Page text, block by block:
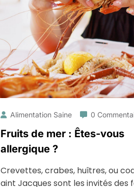
Alimentation Saine 0
Fruits de mer : Êtes-vous
allergique ?
Crevettes, crabes, huîtres, ou
aint Jacques sont les invités des